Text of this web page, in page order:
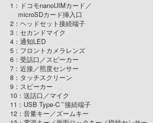
1：ドコモnanoUIMカード／
microSDカード挿入口
2：ヘッドセット接続端子
3：セカンドマイク
4：通知LED
5：フロントカメラレンズ
6：受話口／スピーカー
7：近接／照度センサー
8：タッチスクリーン
9：スピーカー
10：送話口／マイク
11：USB Type-C ™接続端子
12：音量キー／ズームキー